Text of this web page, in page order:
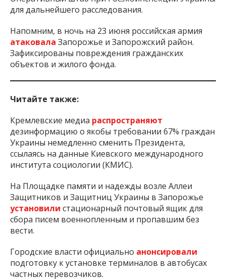
для дальнейшего расследования.
Напомним, в ночь на 23 июня российская армия
атаковала Запорожье и Запорожский район.
Зафиксированы повреждения гражданских
объектов и жилого фонда.
Читайте также:
Кремлевские медиа распространяют
дезинформацию о якобы требовании 67% граждан
Украины немедленно сменить Президента,
ссылаясь на данные Киевского международного
института социологии (КМИС).
На Площадке памяти и надежды возле Аллеи
Защитников и Защитниц Украины в Запорожье
установили стационарный почтовый ящик для
сбора писем военнопленным и пропавшим без
вести.
Городские власти официально анонсировали
подготовку к установке терминалов в автобусах
частных перевозчиков.